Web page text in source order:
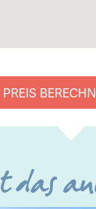
PREIS